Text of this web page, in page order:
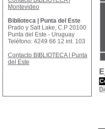
Montevideo
Biblioteca | Punta del Este
Prado y Salt Lake, C.P 20100
Punta del Este - Uruguay
Teléfono: 4249 66 12 int. 103
Contacto BIBLIOTECA | Punta
del Este